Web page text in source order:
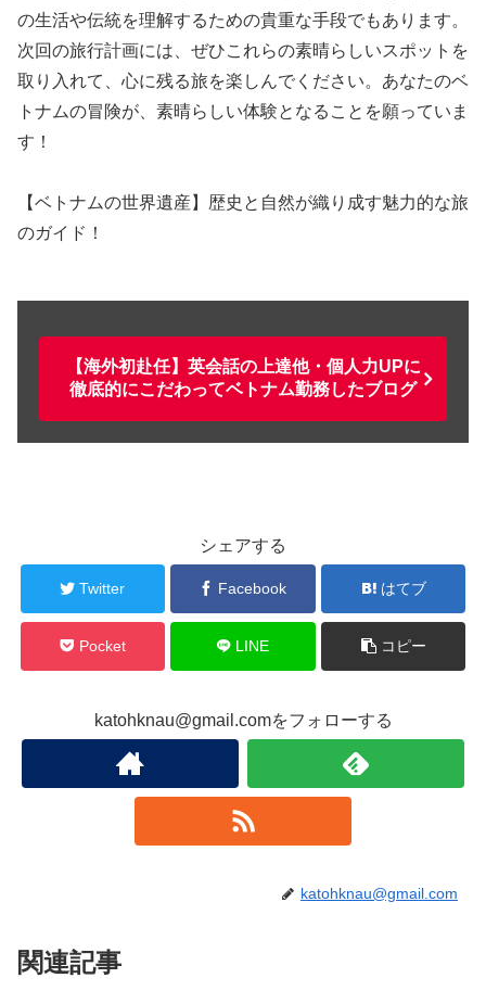
の生活や伝統を理解するための貴重な手段でもあります。
次回の旅行計画には、ぜひこれらの素晴らしいスポットを
取り入れて、心に残る旅を楽しんでください。あなたのベ
トナムの冒険が、素晴らしい体験となることを願っていま
す！
【ベトナムの世界遺産】歴史と自然が織り成す魅力的な旅
のガイド！
【海外初赴任】英会話の上達他・個人力UPに
徹底的にこだわってベトナム勤務したブログ
シェアする
Twitter Facebook はてブ
Pocket LINE コピー
katohknau@gmail.comをフォローする
katohknau@gmail.com
関連記事